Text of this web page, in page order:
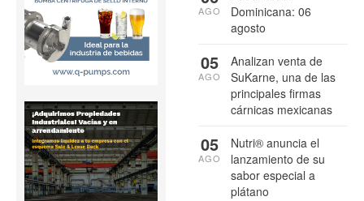
Dominicana: 06
agosto
AGO
Analizan venta de
SuKarne, una de las
principales firmas
cárnicas mexicanas
05
AGO
Nutri® anuncia el
lanzamiento de su
sabor especial a
plátano
05
AGO